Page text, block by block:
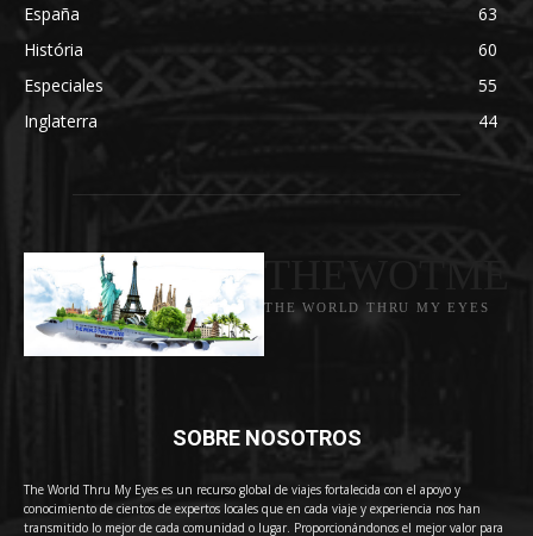
España
63
História
60
Especiales
55
Inglaterra
44
THE WORLD THRU MY EYES
SOBRE NOSOTROS
The World Thru My Eyes es un recurso global de viajes fortalecida con el apoyo y
conocimiento de cientos de expertos locales que en cada viaje y experiencia nos han
transmitido lo mejor de cada comunidad o lugar. Proporcionándonos el mejor valor para